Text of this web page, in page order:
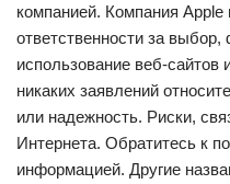
компанией. Компания Apple
ответственности за
использование веб-сайтов
никаких заявлений
или надежность. Риски,
Интернета. Обратитесь к
информацией. Другие